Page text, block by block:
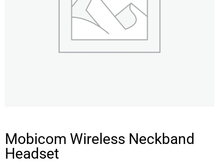
Mobicom Wireless Neckband
Headset